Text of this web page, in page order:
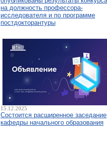
на должность профессора-
исследователя и по программе
постдокторантуры
15.12.2025
Состоится расширенное заседание
кафедры начального образования